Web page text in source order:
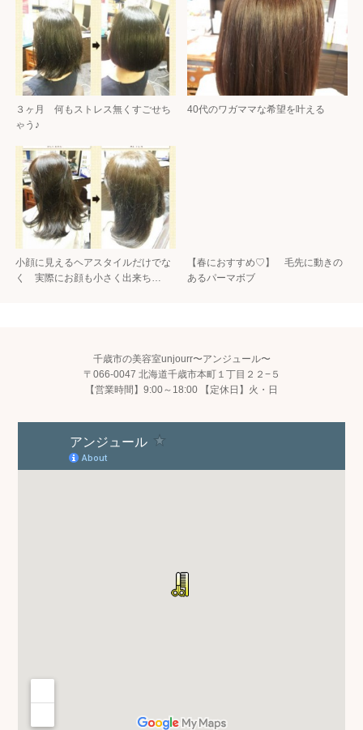
３ヶ月 何もストレス無くすごせち
ゃう♪
40代のワガママな希望を叶える
小顔に見えるヘアスタイルだけでな
く 実際にお顔も小さく出来ち…
【春におすすめ♡】 毛先に動きの
あるパーマボブ
千歳市の美容室unjourr〜アンジュール〜
〒066-0047 北海道千歳市本町１丁目２２−５
【営業時間】9:00～18:00 【定休日】火・日